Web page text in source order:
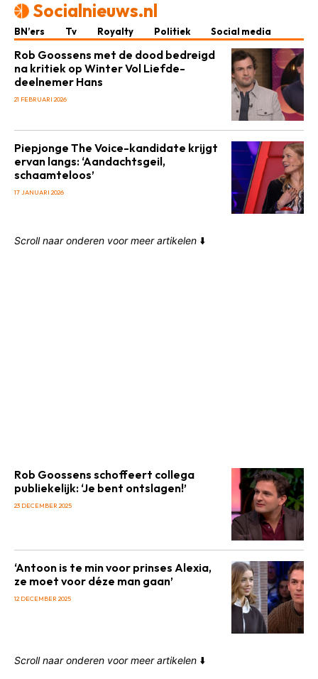
Socialnieuws.nl
BN’ers Tv Royalty Politiek Social media
Rob Goossens met de dood bedreigd
na kritiek op Winter Vol Liefde-
deelnemer Hans
21 FEBRUARI 2026
Piepjonge The Voice-kandidate krijgt
ervan langs: ‘Aandachtsgeil,
schaamteloos’
17 JANUARI 2026
Scroll naar onderen voor meer artikelen ⬇️
Rob Goossens schoffeert collega
publiekelijk: ‘Je bent ontslagen!’
23 DECEMBER 2025
‘Antoon is te min voor prinses Alexia,
ze moet voor déze man gaan’
12 DECEMBER 2025
Scroll naar onderen voor meer artikelen ⬇️